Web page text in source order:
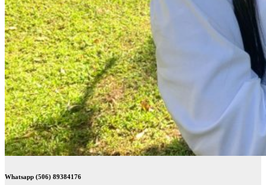
Whatsapp (506) 89384176